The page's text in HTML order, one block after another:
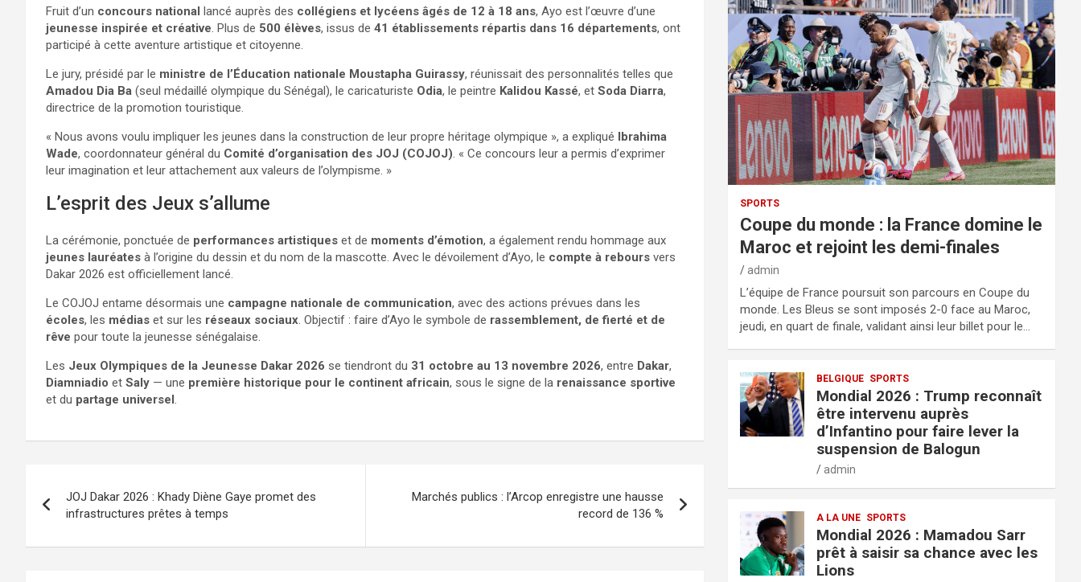
Fruit d’un concours national lancé auprès des collégiens et lycéens âgés de 12 à 18 ans, Ayo est l’œuvre d’une
jeunesse inspirée et créative. Plus de 500 élèves, issus de 41 établissements répartis dans 16 départements, ont
participé à cette aventure artistique et citoyenne.
Le jury, présidé par le ministre de l’Éducation nationale Moustapha Guirassy, réunissait des personnalités telles que
Amadou Dia Ba (seul médaillé olympique du Sénégal), le caricaturiste Odia, le peintre Kalidou Kassé, et Soda Diarra,
directrice de la promotion touristique.
« Nous avons voulu impliquer les jeunes dans la construction de leur propre héritage olympique », a expliqué Ibrahima
Wade, coordonnateur général du Comité d’organisation des JOJ (COJOJ). « Ce concours leur a permis d’exprimer
leur imagination et leur attachement aux valeurs de l’olympisme. »
L’esprit des Jeux s’allume
La cérémonie, ponctuée de performances artistiques et de moments d’émotion, a également rendu hommage aux
jeunes lauréates à l’origine du dessin et du nom de la mascotte. Avec le dévoilement d’Ayo, le compte à rebours vers
Dakar 2026 est officiellement lancé.
Le COJOJ entame désormais une campagne nationale de communication, avec des actions prévues dans les
écoles, les médias et sur les réseaux sociaux. Objectif : faire d’Ayo le symbole de rassemblement, de fierté et de
rêve pour toute la jeunesse sénégalaise.
Les Jeux Olympiques de la Jeunesse Dakar 2026 se tiendront du 31 octobre au 13 novembre 2026, entre Dakar,
Diamniadio et Saly — une première historique pour le continent africain, sous le signe de la renaissance sportive
et du partage universel.
JOJ Dakar 2026 : Khady Diène Gaye promet des
infrastructures prêtes à temps
Marchés publics : l’Arcop enregistre une hausse
record de 136 %
SPORTS
Coupe du monde : la France domine le
Maroc et rejoint les demi-finales
admin
L’équipe de France poursuit son parcours en Coupe du
monde. Les Bleus se sont imposés 2-0 face au Maroc,
jeudi, en quart de finale, validant ainsi leur billet pour le…
BELGIQUE SPORTS
Mondial 2026 : Trump reconnaît
être intervenu auprès
d’Infantino pour faire lever la
suspension de Balogun
admin
A LA UNE SPORTS
Mondial 2026 : Mamadou Sarr
prêt à saisir sa chance avec les
Lions